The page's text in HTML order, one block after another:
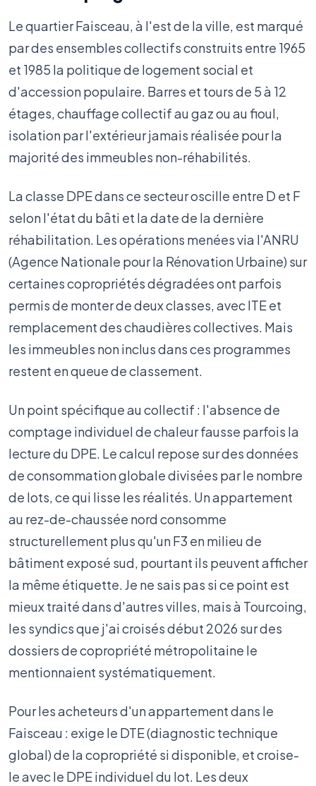
Le quartier Faisceau, à l'est de la ville, est marqué
par des ensembles collectifs construits entre 1965
et 1985 la politique de logement social et
d'accession populaire. Barres et tours de 5 à 12
étages, chauffage collectif au gaz ou au fioul,
isolation par l'extérieur jamais réalisée pour la
majorité des immeubles non-réhabilités.
La classe DPE dans ce secteur oscille entre D et F
selon l'état du bâti et la date de la dernière
réhabilitation. Les opérations menées via l'ANRU
(Agence Nationale pour la Rénovation Urbaine) sur
certaines copropriétés dégradées ont parfois
permis de monter de deux classes, avec ITE et
remplacement des chaudières collectives. Mais
les immeubles non inclus dans ces programmes
restent en queue de classement.
Un point spécifique au collectif : l'absence de
comptage individuel de chaleur fausse parfois la
lecture du DPE. Le calcul repose sur des données
de consommation globale divisées par le nombre
de lots, ce qui lisse les réalités. Un appartement
au rez-de-chaussée nord consomme
structurellement plus qu'un F3 en milieu de
bâtiment exposé sud, pourtant ils peuvent afficher
la même étiquette. Je ne sais pas si ce point est
mieux traité dans d'autres villes, mais à Tourcoing,
les syndics que j'ai croisés début 2026 sur des
dossiers de copropriété métropolitaine le
mentionnaient systématiquement.
Pour les acheteurs d'un appartement dans le
Faisceau : exige le DTE (diagnostic technique
global) de la copropriété si disponible, et croise-
le avec le DPE individuel du lot. Les deux